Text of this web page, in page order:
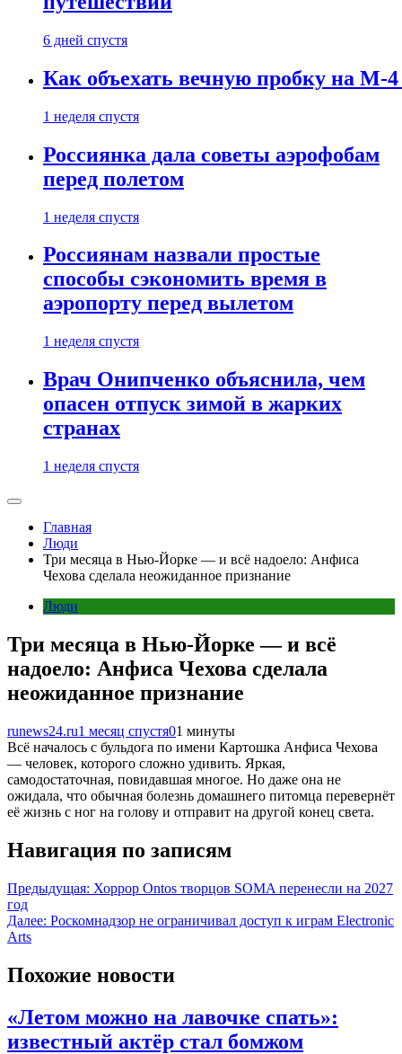
6 дней спустя
Как объехать вечную пробку на М-
1 неделя спустя
Россиянка дала советы аэрофобам
перед полетом
1 неделя спустя
Россиянам назвали простые
способы сэкономить время в
аэропорту перед вылетом
1 неделя спустя
Врач Онипченко объяснила, чем
опасен отпуск зимой в жарких
странах
1 неделя спустя
Главная
Люди
Три месяца в Нью-Йорке — и всё надоело: Анфиса
Чехова сделала неожиданное признание
Люди
Три месяца в Нью-Йорке — и всё
надоело: Анфиса Чехова сделала
неожиданное признание
runews24.ru1 месяц спустя01 минуты
Всё началось с бульдога по имени Картошка Анфиса Чехова
— человек, которого сложно удивить. Яркая,
самодостаточная, повидавшая многое. Но даже она не
ожидала, что обычная болезнь домашнего питомца перевернёт
её жизнь с ног на голову и отправит на другой конец света.
Навигация по записям
Предыдущая: Хоррор Ontos творцов SOMA перенесли на 2027
год
Далее: Роскомнадзор не ограничивал доступ к играм Electronic
Arts
Похожие новости
«Летом можно на лавочке спать»:
известный актёр стал бомжом